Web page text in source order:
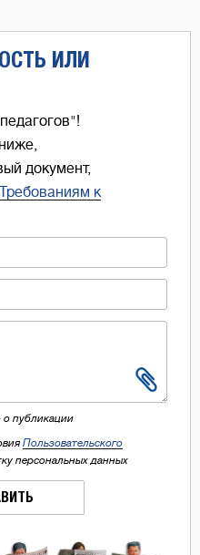
ИЛИ
документ,
к
о публикации
Пользовательского
персональных данных